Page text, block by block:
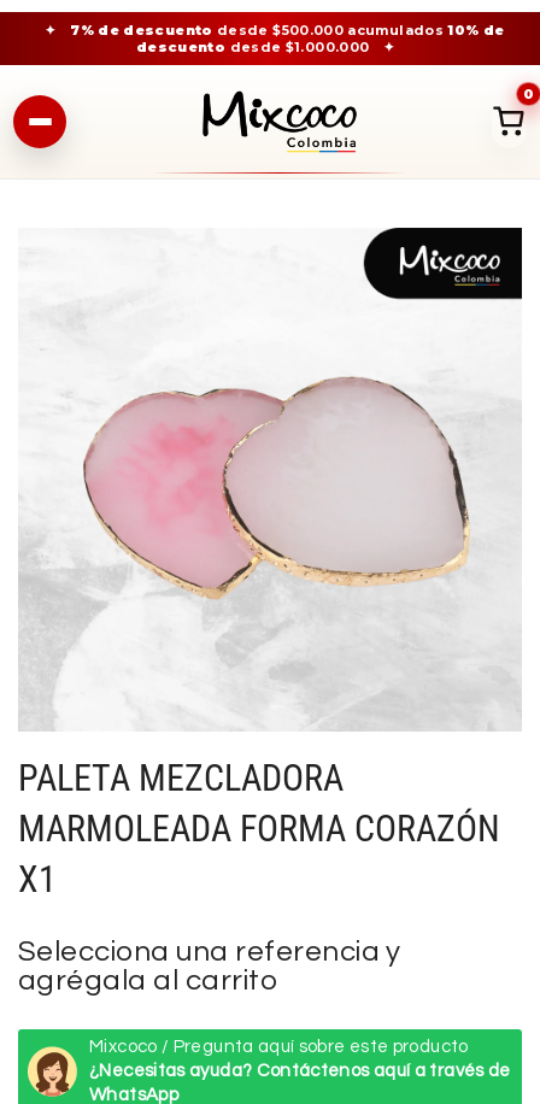
✦ 7% de descuento desde $500.000 acumulados10% de
descuento desde $1.000.000 ✦
0
PALETA MEZCLADORA
MARMOLEADA FORMA CORAZÓN
X1
Selecciona una referencia y
agrégala al carrito
Mixcoco / Pregunta aquí sobre este producto
¿Necesitas ayuda? Contáctenos aquí a través de
WhatsApp